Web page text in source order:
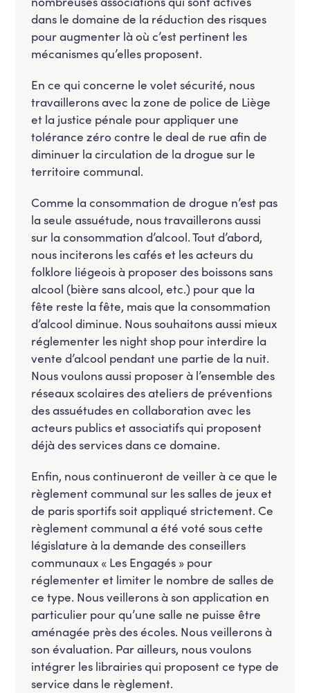
dans le domaine de la réduction des risques
pour augmenter là où c’est pertinent les
mécanismes qu’elles proposent.
En ce qui concerne le volet sécurité, nous
travaillerons avec la zone de police de Liège
et la justice pénale pour appliquer une
tolérance zéro contre le deal de rue afin de
diminuer la circulation de la drogue sur le
territoire communal.
Comme la consommation de drogue n’est pas
la seule assuétude, nous travaillerons aussi
sur la consommation d’alcool. Tout d’abord,
nous inciterons les cafés et les acteurs du
folklore liégeois à proposer des boissons sans
alcool (bière sans alcool, etc.) pour que la
fête reste la fête, mais que la consommation
d’alcool diminue. Nous souhaitons aussi mieux
réglementer les night shop pour interdire la
vente d’alcool pendant une partie de la nuit.
Nous voulons aussi proposer à l’ensemble des
réseaux scolaires des ateliers de préventions
des assuétudes en collaboration avec les
acteurs publics et associatifs qui proposent
déjà des services dans ce domaine.
Enfin, nous continueront de veiller à ce que le
règlement communal sur les salles de jeux et
de paris sportifs soit appliqué strictement. Ce
règlement communal a été voté sous cette
législature à la demande des conseillers
communaux « Les Engagés » pour
réglementer et limiter le nombre de salles de
ce type. Nous veillerons à son application en
particulier pour qu’une salle ne puisse être
aménagée près des écoles. Nous veillerons à
son évaluation. Par ailleurs, nous voulons
intégrer les librairies qui proposent ce type de
service dans le règlement.